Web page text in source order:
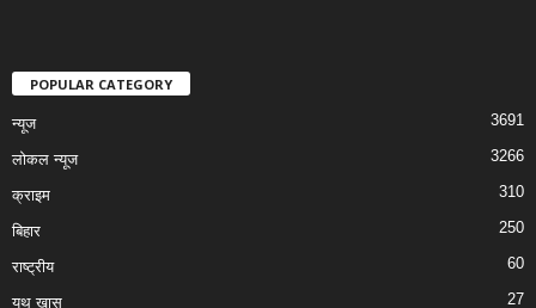
POPULAR CATEGORY
न्यूज 3691
लोकल न्यूज 3266
क्राइम 310
बिहार 250
राष्ट्रीय 60
यूथ खास 27